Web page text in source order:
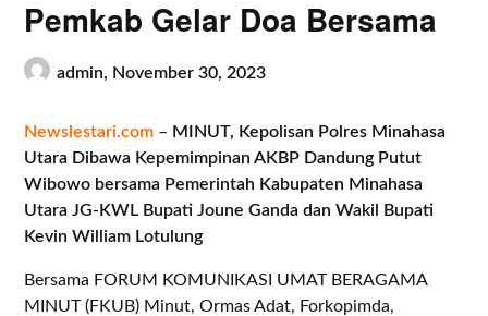
Pemkab Gelar Doa Bersama
admin, November 30, 2023
Newslestari.com – MINUT, Kepolisan Polres Minahasa
Utara Dibawa Kepemimpinan AKBP Dandung Putut
Wibowo bersama Pemerintah Kabupaten Minahasa
Utara JG-KWL Bupati Joune Ganda dan Wakil Bupati
Kevin William Lotulung
Bersama FORUM KOMUNIKASI UMAT BERAGAMA
MINUT (FKUB) Minut, Ormas Adat, Forkopimda,